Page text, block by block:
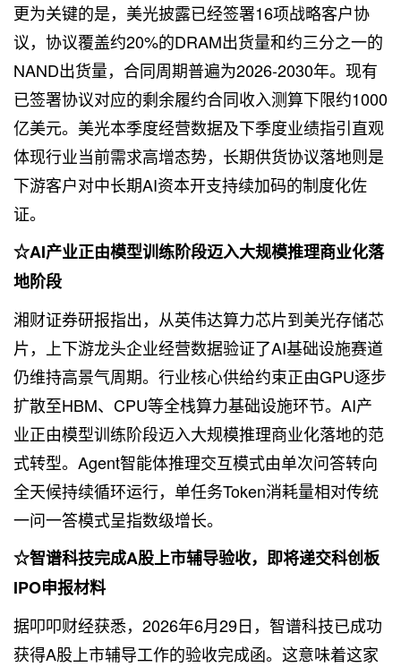
更为关键的是，美光披露已经签署16项战略客户协
议，协议覆盖约20%的DRAM出货量和约三分之一的
NAND出货量，合同周期普遍为2026-2030年。现有
已签署协议对应的剩余履约合同收入测算下限约1000
亿美元。美光本季度经营数据及下季度业绩指引直观
体现行业当前需求高增态势，长期供货协议落地则是
下游客户对中长期AI资本开支持续加码的制度化佐
证。
☆AI产业正由模型训练阶段迈入大规模推理商业化落
地阶段
湘财证券研报指出，从英伟达算力芯片到美光存储芯
片，上下游龙头企业经营数据验证了AI基础设施赛道
仍维持高景气周期。行业核心供给约束正由GPU逐步
扩散至HBM、CPU等全栈算力基础设施环节。AI产
业正由模型训练阶段迈入大规模推理商业化落地的范
式转型。Agent智能体推理交互模式由单次问答转向
全天候持续循环运行，单任务Token消耗量相对传统
一问一答模式呈指数级增长。
☆智谱科技完成A股上市辅导验收，即将递交科创板
IPO申报材料
据叩叩财经获悉，2026年6月29日，智谱科技已成功
获得A股上市辅导工作的验收完成函。这意味着这家